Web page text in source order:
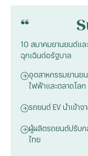
“
10 สมาคมยานยนต์แล
ฉุกเฉินต่อรัฐบาล
อุตสาหกรรมยานย
ไฟฟ้าและตลาดโลก
รถยนต์ EV นำเข้า
ผู้ผลิตรถยนต์ปรับก
ไทย